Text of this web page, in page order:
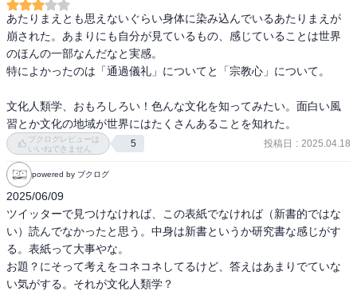
5.穢れと禁忌
唾液。体の外に出したら汚いものと認識されるのはなぜなのか。
汚さとは場違いなもの。言い換えると、キレイにすっきり分類でき
ないもの。分類から逸脱したもの。
境界は時間だったり(黄昏時には何か出るとか)、空間だったりとか、
禁忌には神聖へのタブー、穢れへのタブーいずれもある。
たとえば、王は人と神のあいだ。生理中の女性の血は、など。タブ
ーはあいだにあり。
6.儀礼と境界
つらい就活、儀礼。儀礼の分類は3つある。強化儀礼、通過儀礼、状
況儀礼。
いずれも、状態の移行のために行うもの。(就活であれば、学生から
社会人へ)
儀礼のプロセスは日常からの分離、過渡の非日常、日常への統合か
らなる。
あたりまえとも思えないぐらい身体に染み込んでいるあたりまえが
崩された。あまりにも自分が見ているもの、感じていることは世界
のほんの一部なんだなと実感。
特によかったのは「通過儀礼」についてと「宗教心」について。
文化人類学、おもろしろい！色んな文化を知ってみたい。面白い風
習とか文化の地域が世界にはたくさんあることを知れた。
ブクログレビューは
いいねできません
5 投稿日 : 2025.04.18
powered by ブクログ
2025/06/09
ツイッターで見つけなければ、この表紙でなければ（新書的ではな
い）読んでなかったと思う。中身は新書というか研究書な感じがす
る。表紙って大事やな。
お題？にそって考えをコネコネしてるけど、答えはあまりでていな
い気がする。それが文化人類学？